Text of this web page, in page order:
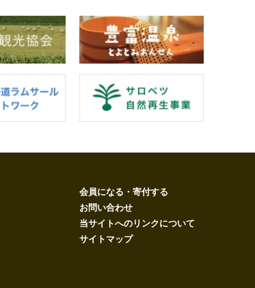
会員になる・寄付する
お問い合わせ
当サイトへのリンクについて
サイトマップ